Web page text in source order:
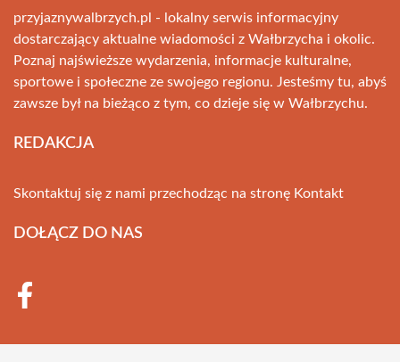
przyjaznywalbrzych.pl - lokalny serwis informacyjny
dostarczający aktualne wiadomości z Wałbrzycha i okolic.
Poznaj najświeższe wydarzenia, informacje kulturalne,
sportowe i społeczne ze swojego regionu. Jesteśmy tu, abyś
zawsze był na bieżąco z tym, co dzieje się w Wałbrzychu.
REDAKCJA
Skontaktuj się z nami przechodząc na stronę Kontakt
DOŁĄCZ DO NAS